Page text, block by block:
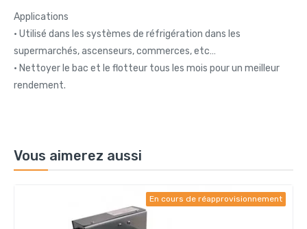
Applications
• Utilisé dans les systèmes de réfrigération dans les
supermarchés, ascenseurs, commerces, etc…
• Nettoyer le bac et le flotteur tous les mois pour un meilleur
rendement.
Vous aimerez aussi
En cours de réapprovisionnement